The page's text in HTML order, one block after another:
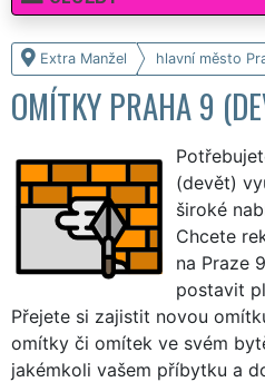
Extra Manžel hlavní město
OMÍTKY PRAHA 9
(devět)
široké
Chcete
na Praze
postavit
Přejete si zajistit novou
omítky či omítek ve svém
jakémkoli vašem příbytku a